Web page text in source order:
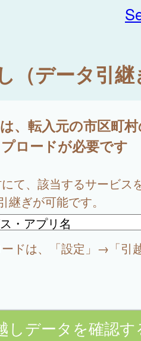
（データ引継
、転入元の市区町
ロードが必要です
て、該当するサービス
ぎが可能です。
ドは、「設定」→「引